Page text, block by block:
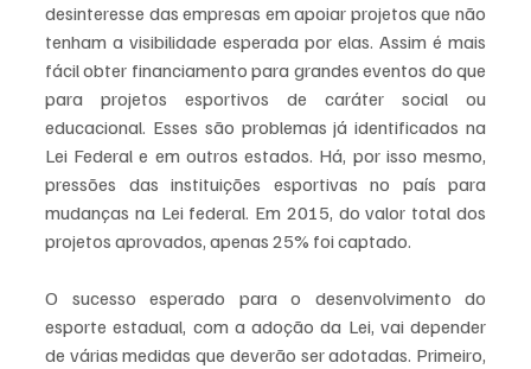
desinteresse das empresas em apoiar projetos que não
tenham a visibilidade esperada por elas. Assim é mais
fácil obter financiamento para grandes eventos do que
para projetos esportivos de caráter social ou
educacional. Esses são problemas já identificados na
Lei Federal e em outros estados. Há, por isso mesmo,
pressões das instituições esportivas no país para
mudanças na Lei federal. Em 2015, do valor total dos
projetos aprovados, apenas 25% foi captado.
O sucesso esperado para o desenvolvimento do
esporte estadual, com a adoção da Lei, vai depender
de várias medidas que deverão ser adotadas. Primeiro,